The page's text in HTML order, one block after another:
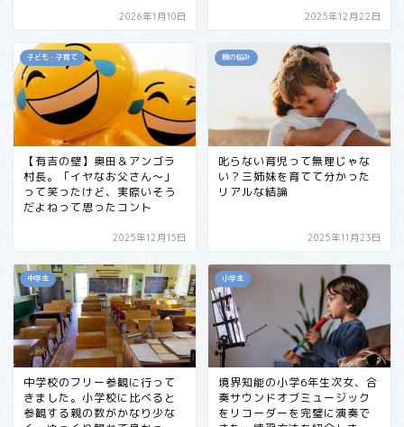
2026年1月10日 2025年12月22日
子ども・子育て
【有吉の壁】奥田＆アンゴラ
村長。「イヤなお父さん〜」
って笑ったけど、実際いそう
だよねって思ったコント
2025年12月15日
親の悩み
叱らない育児って無理じゃな
い？三姉妹を育てて分かった
リアルな結論
2025年11月23日
中学生
中学校のフリー参観に行って
きました。小学校に比べると
参観する親の数がかなり少な
小学生
境界知能の小学6年生次女、合
奏サウンドオブミュージック
をリコーダーを完璧に演奏で